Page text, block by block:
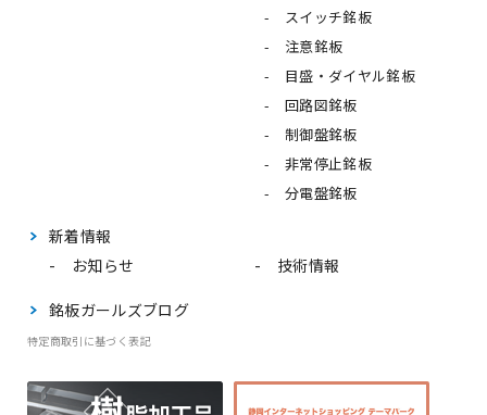
スイッチ銘板
注意銘板
目盛・ダイヤル銘板
回路図銘板
制御盤銘板
非常停止銘板
分電盤銘板
新着情報
お知らせ
技術情報
銘板ガールズブログ
特定商取引に基づく表記